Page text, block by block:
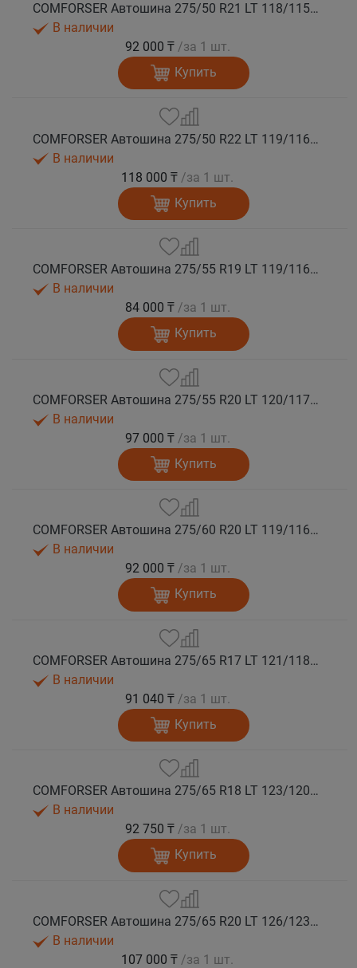
COMFORSER Автошина 275/50 R21 LT 118/115S CF1100 RWL 10PR лето
В наличии
92 000 ₸ /за 1 шт.
Купить
COMFORSER Автошина 275/50 R22 LT 119/116S CF1100 RWL 10PR лето
В наличии
118 000 ₸ /за 1 шт.
Купить
COMFORSER Автошина 275/55 R19 LT 119/116S CF1100 10PR RWL лето
В наличии
84 000 ₸ /за 1 шт.
Купить
COMFORSER Автошина 275/55 R20 LT 120/117S CF1100 10PR RWL лето
В наличии
97 000 ₸ /за 1 шт.
Купить
COMFORSER Автошина 275/60 R20 LT 119/116S CF1100 8PR RWL лето
В наличии
92 000 ₸ /за 1 шт.
Купить
COMFORSER Автошина 275/65 R17 LT 121/118S CF1100 10PR RWL лето
В наличии
91 040 ₸ /за 1 шт.
Купить
COMFORSER Автошина 275/65 R18 LT 123/120S CF1100 10PR RWL лето
В наличии
92 750 ₸ /за 1 шт.
Купить
COMFORSER Автошина 275/65 R20 LT 126/123S CF1100 10PR RWL лето
В наличии
107 000 ₸ /за 1 шт.